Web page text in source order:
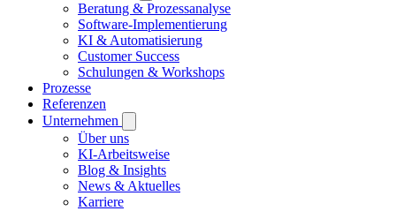
Beratung & Prozessanalyse
Software-Implementierung
KI & Automatisierung
Customer Success
Schulungen & Workshops
Prozesse
Referenzen
Unternehmen
Über uns
KI-Arbeitsweise
Blog & Insights
News & Aktuelles
Karriere